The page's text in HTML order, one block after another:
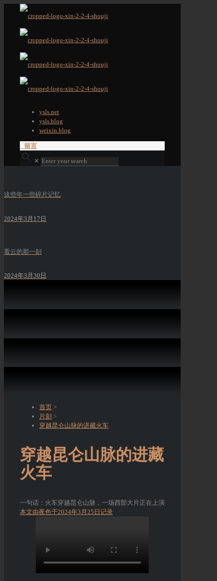
ysls.net
ysls.blog
weixin.blog
留言
✕
这些年一些碎片记忆
2024年3月17日
看云的那一刻
2024年3月30日
首页 >
片刻 >
穿越昆仑山脉的进藏火车
穿越昆仑山脉的进藏
火车
一句话：火车穿越昆仑山脉，一场西部大片正在上演
本文由夜色于2024年3月25日记录